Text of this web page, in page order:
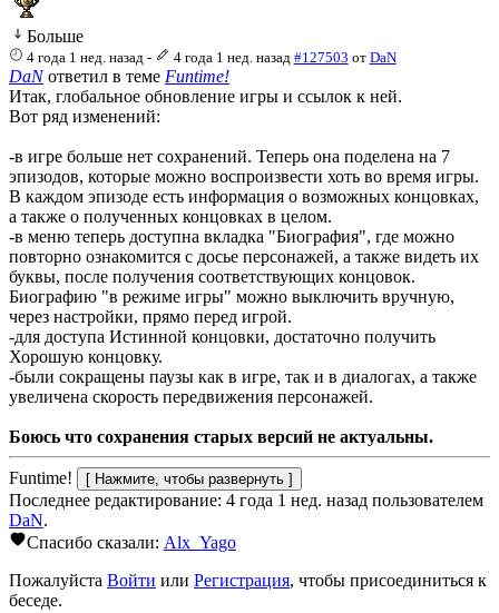
Больше
4 года 1 нед. назад - 4 года 1 нед. назад #127503 от DaN
DaNответил в теме Funtime!
Итак, глобальное обновление игры и ссылок к ней.
Вот ряд изменений:
-в игре больше нет сохранений. Теперь она поделена на 7
эпизодов, которые можно воспроизвести хоть во время игры.
В каждом эпизоде есть информация о возможных концовках,
а также о полученных концовках в целом.
-в меню теперь доступна вкладка "Биография", где можно
повторно ознакомится с досье персонажей, а также видеть их
буквы, после получения соответствующих концовок.
Биографию "в режиме игры" можно выключить вручную,
через настройки, прямо перед игрой.
-для доступа Истинной концовки, достаточно получить
Хорошую концовку.
-были сокращены паузы как в игре, так и в диалогах, а также
увеличена скорость передвижения персонажей.
Боюсь что сохранения старых версий не актуальны.
Funtime!
Последнее редактирование: 4 года 1 нед. назад пользователем
DaN.
Спасибо сказали: Alx_Yago
Пожалуйста Войти или Регистрация, чтобы присоединиться к
беседе.